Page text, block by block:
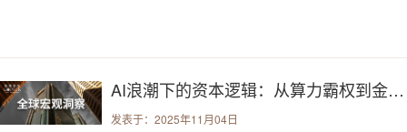
AI浪潮下的资本逻辑：从算力霸权到金融风险的双面叙事
发表于：2025年11月04日